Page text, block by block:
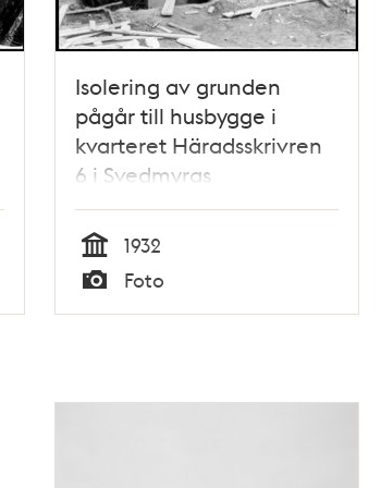
Isolering av grunden
pågår till husbygge i
kvarteret Häradsskrivren
6 i Svedmyras
småstugeområde
Tid
1932
Typ
Foto